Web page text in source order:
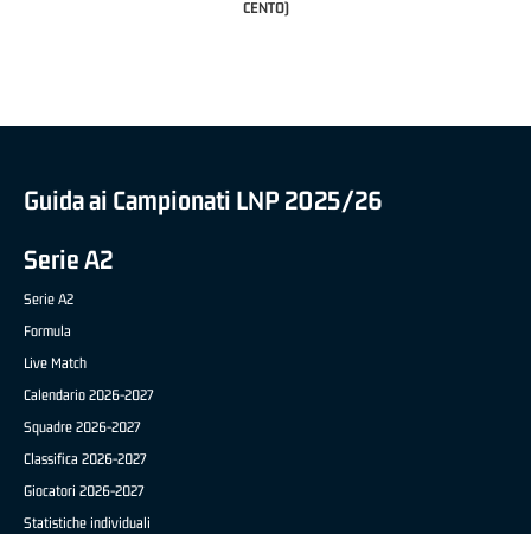
Guida ai Campionati LNP 2025/26
Serie A2
Serie A2
Formula
Live Match
Calendario 2026-2027
Squadre 2026-2027
Classifica 2026-2027
Giocatori 2026-2027
Statistiche individuali